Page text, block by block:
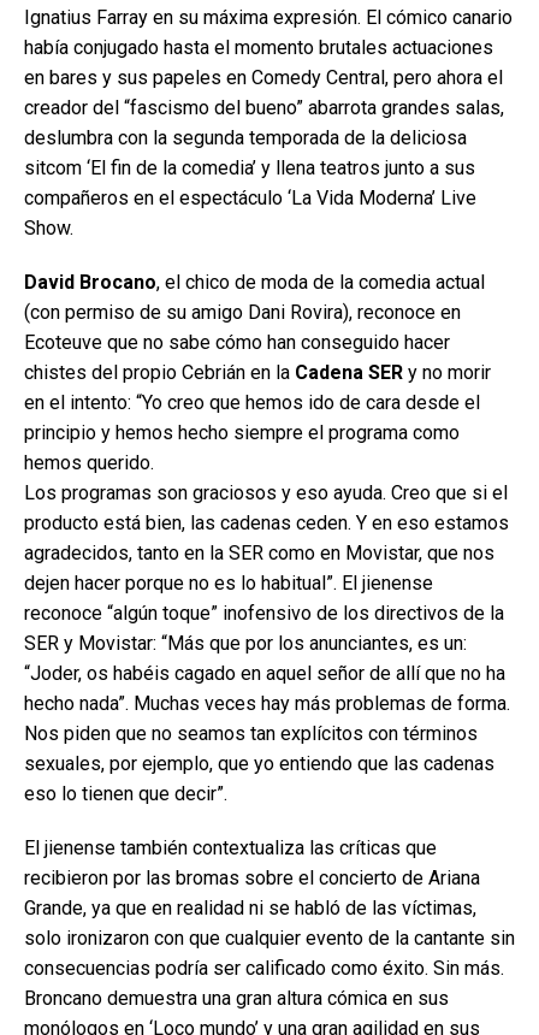
Ignatius Farray en su máxima expresión. El cómico canario
había conjugado hasta el momento brutales actuaciones
en bares y sus papeles en Comedy Central, pero ahora el
creador del “fascismo del bueno” abarrota grandes salas,
deslumbra con la segunda temporada de la deliciosa
sitcom ‘El fin de la comedia’ y llena teatros junto a sus
compañeros en el espectáculo ‘La Vida Moderna’ Live
Show.
David Brocano, el chico de moda de la comedia actual
(con permiso de su amigo Dani Rovira), reconoce en
Ecoteuve que no sabe cómo han conseguido hacer
chistes del propio Cebrián en la Cadena SER y no morir
en el intento: “Yo creo que hemos ido de cara desde el
principio y hemos hecho siempre el programa como
hemos querido.
Los programas son graciosos y eso ayuda. Creo que si el
producto está bien, las cadenas ceden. Y en eso estamos
agradecidos, tanto en la SER como en Movistar, que nos
dejen hacer porque no es lo habitual”. El jienense
reconoce “algún toque” inofensivo de los directivos de la
SER y Movistar: “Más que por los anunciantes, es un:
“Joder, os habéis cagado en aquel señor de allí que no ha
hecho nada”. Muchas veces hay más problemas de forma.
Nos piden que no seamos tan explícitos con términos
sexuales, por ejemplo, que yo entiendo que las cadenas
eso lo tienen que decir”.
El jienense también contextualiza las críticas que
recibieron por las bromas sobre el concierto de Ariana
Grande, ya que en realidad ni se habló de las víctimas,
solo ironizaron con que cualquier evento de la cantante sin
consecuencias podría ser calificado como éxito. Sin más.
Broncano demuestra una gran altura cómica en sus
monólogos en ‘Loco mundo’ y una gran agilidad en sus